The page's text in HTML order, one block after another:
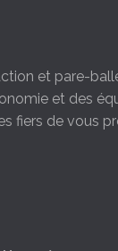
et pare-
et des
fiers de vous